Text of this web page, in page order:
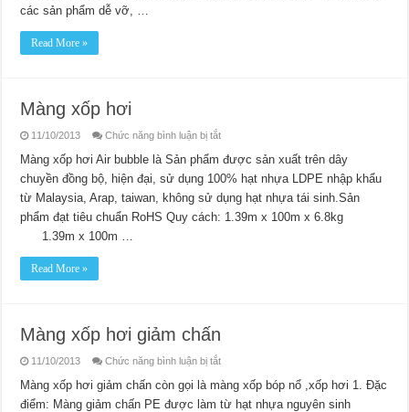
các sản phẩm dễ vỡ, …
Read More »
Màng xốp hơi
11/10/2013 Chức năng bình luận bị tắtở
xốp
hơi
Màng xốp hơi Air bubble là Sản phẩm được sản xuất trên dây
chuyền đồng bộ, hiện đại, sử dụng 100% hạt nhựa LDPE nhập khẩu
từ Malaysia, Arap, taiwan, không sử dụng hạt nhựa tái sinh.Sản
phẩm đạt tiêu chuẩn RoHS Quy cách: 1.39m x 100m x 6.8kg
1.39m x 100m …
Read More »
Màng xốp hơi giảm chấn
11/10/2013 Chức năng bình luận bị tắtở
xốp
hơi
giảm
Màng xốp hơi giảm chấn còn gọi là màng xốp bóp nổ ,xốp hơi 1. Đặc
điểm: Màng giảm chấn PE được làm từ hạt nhựa nguyên sinh